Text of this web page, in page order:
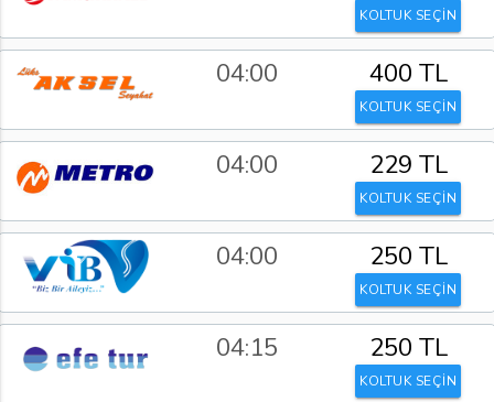
KOLTUK SEÇİN
04:00 400 TL
KOLTUK SEÇİN
04:00 229 TL
KOLTUK SEÇİN
04:00 250 TL
KOLTUK SEÇİN
04:15 250 TL
KOLTUK SEÇİN